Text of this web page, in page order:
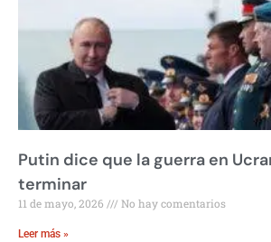
Putin dice que la guerra en
terminar
11 de mayo, 2026 No hay comentarios
Leer más »